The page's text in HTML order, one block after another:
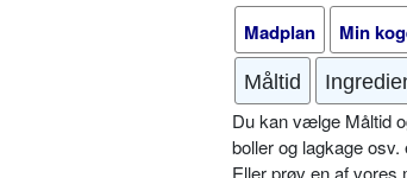
Madplan Min
Måltid
Du kan vælge Måltid
boller og lagkage
Eller prøv en af vores